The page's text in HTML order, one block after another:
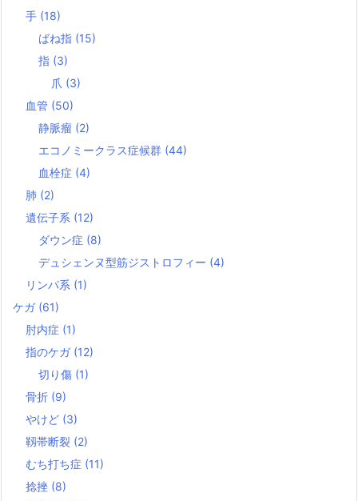
手 (18)
ばね指 (15)
指 (3)
爪 (3)
血管 (50)
静脈瘤 (2)
エコノミークラス症候群 (44)
血栓症 (4)
肺 (2)
遺伝子系 (12)
ダウン症 (8)
デュシェンヌ型筋ジストロフィー (4)
リンパ系 (1)
ケガ (61)
肘内症 (1)
指のケガ (12)
切り傷 (1)
骨折 (9)
やけど (3)
靱帯断裂 (2)
むち打ち症 (11)
捻挫 (8)